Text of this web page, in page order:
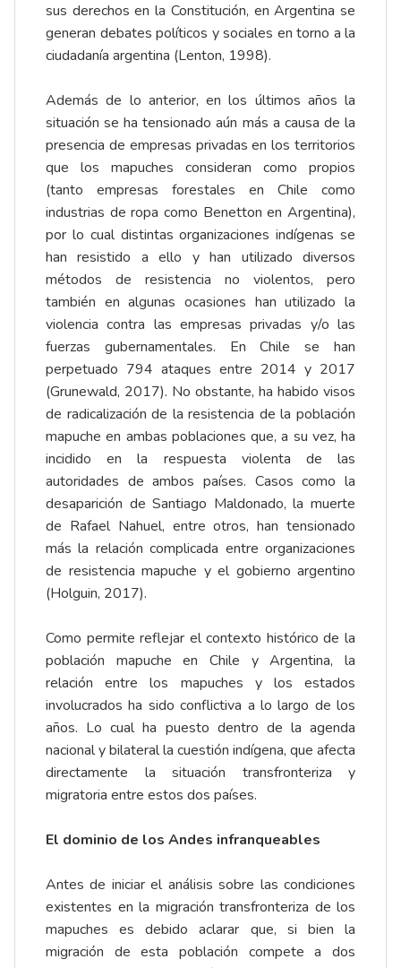
sus derechos en la Constitución, en Argentina se
generan debates políticos y sociales en torno a la
ciudadanía argentina (Lenton, 1998).
Además de lo anterior, en los últimos años la
situación se ha tensionado aún más a causa de la
presencia de empresas privadas en los territorios
que los mapuches consideran como propios
(tanto empresas forestales en Chile como
industrias de ropa como Benetton en Argentina),
por lo cual distintas organizaciones indígenas se
han resistido a ello y han utilizado diversos
métodos de resistencia no violentos, pero
también en algunas ocasiones han utilizado la
violencia contra las empresas privadas y/o las
fuerzas gubernamentales. En Chile se han
perpetuado 794 ataques entre 2014 y 2017
(Grunewald, 2017). No obstante, ha habido visos
de radicalización de la resistencia de la población
mapuche en ambas poblaciones que, a su vez, ha
incidido en la respuesta violenta de las
autoridades de ambos países. Casos como la
desaparición de Santiago Maldonado, la muerte
de Rafael Nahuel, entre otros, han tensionado
más la relación complicada entre organizaciones
de resistencia mapuche y el gobierno argentino
(Holguin, 2017).
Como permite reflejar el contexto histórico de la
población mapuche en Chile y Argentina, la
relación entre los mapuches y los estados
involucrados ha sido conflictiva a lo largo de los
años. Lo cual ha puesto dentro de la agenda
nacional y bilateral la cuestión indígena, que afecta
directamente la situación transfronteriza y
migratoria entre estos dos países.
El dominio de los Andes infranqueables
Antes de iniciar el análisis sobre las condiciones
existentes en la migración transfronteriza de los
mapuches es debido aclarar que, si bien la
migración de esta población compete a dos